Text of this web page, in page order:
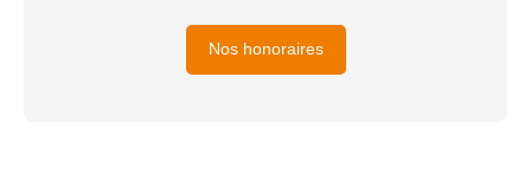
Nos honoraires